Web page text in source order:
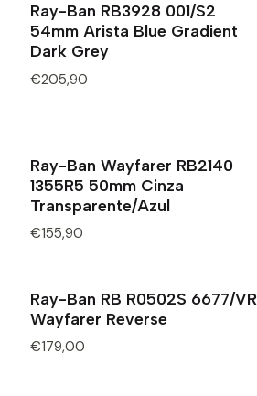
Ray-Ban RB3928 001/S2
54mm Arista Blue Gradient
Dark Grey
€205,90
Ray-Ban Wayfarer RB2140
1355R5 50mm Cinza
Transparente/Azul
€155,90
Ray-Ban RB R0502S 6677/VR
Wayfarer Reverse
€179,00